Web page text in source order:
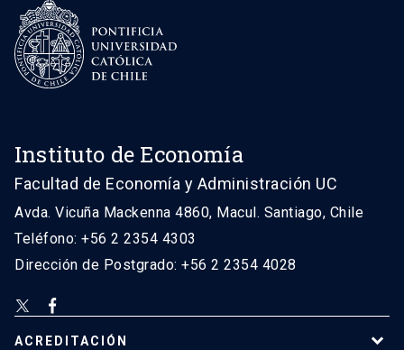
Instituto de Economía
Facultad de Economía y Administración UC
Avda. Vicuña Mackenna 4860, Macul. Santiago, Chile
Teléfono: +56 2 2354 4303
Dirección de Postgrado: +56 2 2354 4028
ACREDITACIÓN